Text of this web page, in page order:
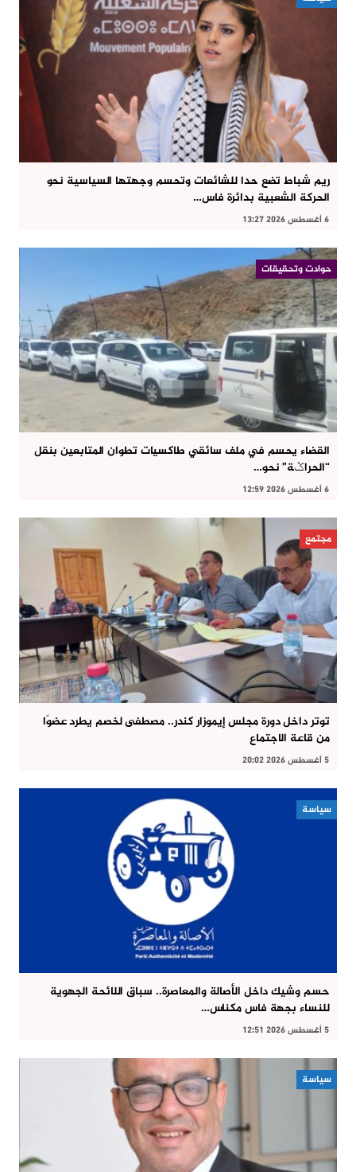
ريم شباط تضع حدا للشائعات وتحسم وجهتها السياسية نحو
الحركة الشعبية بدائرة فاس…
6 أغسطس 2026 13:27
حوادت وتحقيقات
القضاء يحسم في ملف سائقي طاكسيات تطوان المتابعين بنقل
“الحراݣة” نحو…
6 أغسطس 2026 12:59
مجتمع
توتر داخل دورة مجلس إيموزار كندر.. مصطفى لخصم يطرد عضوًا
من قاعة الاجتماع
5 أغسطس 2026 20:02
سياسة
حسم وشيك داخل الأصالة والمعاصرة.. سباق اللائحة الجهوية
للنساء بجهة فاس مكناس…
5 أغسطس 2026 12:51
سياسة